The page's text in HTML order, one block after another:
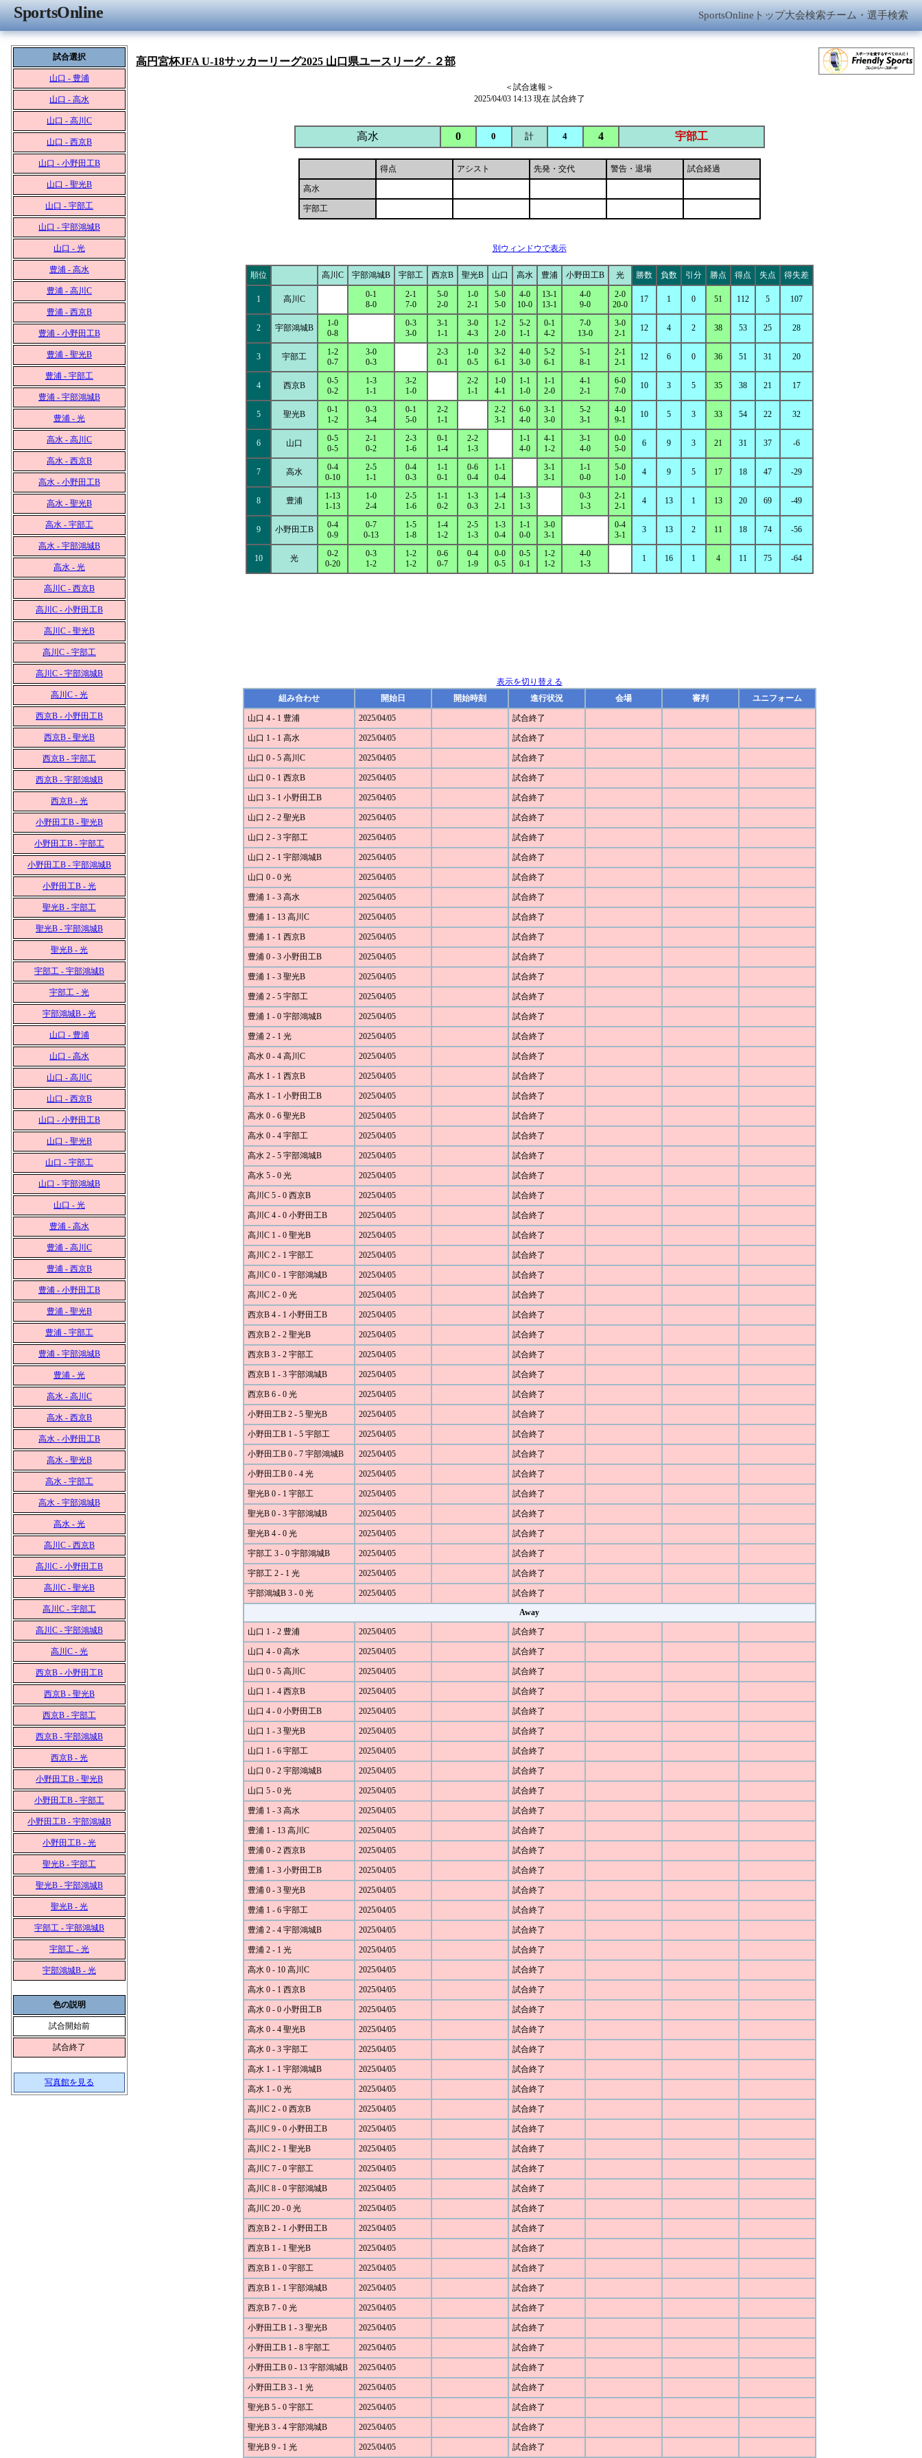
SportsOnline SportsOnlineトップ大会検索チーム・選手検索
試合選択
山口 - 豊浦
山口 - 高水
山口 - 高川C
山口 - 西京B
山口 - 小野田工B
山口 - 聖光B
山口 - 宇部工
山口 - 宇部鴻城B
山口 - 光
豊浦 - 高水
豊浦 - 高川C
豊浦 - 西京B
豊浦 - 小野田工B
豊浦 - 聖光B
豊浦 - 宇部工
豊浦 - 宇部鴻城B
豊浦 - 光
高水 - 高川C
高水 - 西京B
高水 - 小野田工B
高水 - 聖光B
高水 - 宇部工
高水 - 宇部鴻城B
高水 - 光
高川C - 西京B
高川C - 小野田工B
高川C - 聖光B
高川C - 宇部工
高川C - 宇部鴻城B
高川C - 光
西京B - 小野田工B
西京B - 聖光B
西京B - 宇部工
西京B - 宇部鴻城B
西京B - 光
小野田工B - 聖光B
小野田工B - 宇部工
小野田工B - 宇部鴻城B
小野田工B - 光
聖光B - 宇部工
聖光B - 宇部鴻城B
聖光B - 光
宇部工 - 宇部鴻城B
宇部工 - 光
宇部鴻城B - 光
山口 - 豊浦
山口 - 高水
山口 - 高川C
山口 - 西京B
山口 - 小野田工B
山口 - 聖光B
山口 - 宇部工
山口 - 宇部鴻城B
山口 - 光
豊浦 - 高水
豊浦 - 高川C
豊浦 - 西京B
豊浦 - 小野田工B
豊浦 - 聖光B
豊浦 - 宇部工
豊浦 - 宇部鴻城B
豊浦 - 光
高水 - 高川C
高水 - 西京B
高水 - 小野田工B
高水 - 聖光B
高水 - 宇部工
高水 - 宇部鴻城B
高水 - 光
高川C - 西京B
高川C - 小野田工B
高川C - 聖光B
高川C - 宇部工
高川C - 宇部鴻城B
高川C - 光
西京B - 小野田工B
西京B - 聖光B
西京B - 宇部工
西京B - 宇部鴻城B
西京B - 光
小野田工B - 聖光B
小野田工B - 宇部工
小野田工B - 宇部鴻城B
小野田工B - 光
聖光B - 宇部工
聖光B - 宇部鴻城B
聖光B - 光
宇部工 - 宇部鴻城B
宇部工 - 光
宇部鴻城B - 光
色の説明
試合開始前
試合終了
写真館を見る
高円宮杯JFA U-18サッカーリーグ2025 山口県ユースリーグ - ２部
＜試合速報＞
2025/04/03 14:13 現在 試合終了
高水 0 0 計 4 4 宇部工
得点 アシスト 先発・交代 警告・退場 試合経過
高水
宇部工
別ウィンドウで表示
順位 高川C 宇部鴻城B 宇部工 西京B 聖光B 山口 高水 豊浦 小野田工B 光 勝数 負数 引分 勝点 得点 失点 得失差
1 高川C
0-1
8-0
2-1
7-0
5-0
2-0
1-0
2-1
5-0
5-0
4-0
10-0
13-1
13-1
4-0
9-0
2-0
20-0
17 1 0 51 112 5 107
2 宇部鴻城B
1-0
0-8
0-3
3-0
3-1
1-1
3-0
4-3
1-2
2-0
5-2
1-1
0-1
4-2
7-0
13-0
3-0
2-1
12 4 2 38 53 25 28
3 宇部工
1-2
0-7
3-0
0-3
2-3
0-1
1-0
0-5
3-2
6-1
4-0
3-0
5-2
6-1
5-1
8-1
2-1
2-1
12 6 0 36 51 31 20
4 西京B
0-5
0-2
1-3
1-1
3-2
1-0
2-2
1-1
1-0
4-1
1-1
1-0
1-1
2-0
4-1
2-1
6-0
7-0
10 3 5 35 38 21 17
5 聖光B
0-1
1-2
0-3
3-4
0-1
5-0
2-2
1-1
2-2
3-1
6-0
4-0
3-1
3-0
5-2
3-1
4-0
9-1
10 5 3 33 54 22 32
6 山口
0-5
0-5
2-1
0-2
2-3
1-6
0-1
1-4
2-2
1-3
1-1
4-0
4-1
1-2
3-1
4-0
0-0
5-0
6 9 3 21 31 37 -6
7 高水
0-4
0-10
2-5
1-1
0-4
0-3
1-1
0-1
0-6
0-4
1-1
0-4
3-1
3-1
1-1
0-0
5-0
1-0
4 9 5 17 18 47 -29
8 豊浦
1-13
1-13
1-0
2-4
2-5
1-6
1-1
0-2
1-3
0-3
1-4
2-1
1-3
1-3
0-3
1-3
2-1
2-1
4 13 1 13 20 69 -49
9 小野田工B
0-4
0-9
0-7
0-13
1-5
1-8
1-4
1-2
2-5
1-3
1-3
0-4
1-1
0-0
3-0
3-1
0-4
3-1
3 13 2 11 18 74 -56
10 光
0-2
0-20
0-3
1-2
1-2
1-2
0-6
0-7
0-4
1-9
0-0
0-5
0-5
0-1
1-2
1-2
4-0
1-3
1 16 1 4 11 75 -64
表示を切り替える
組み合わせ
開始日 開始時刻 進行状況 会場 審判 ユニフォーム
山口 4 - 1 豊浦 2025/04/05 試合終了
山口 1 - 1 高水 2025/04/05 試合終了
山口 0 - 5 高川C 2025/04/05 試合終了
山口 0 - 1 西京B 2025/04/05 試合終了
山口 3 - 1 小野田工B 2025/04/05 試合終了
山口 2 - 2 聖光B 2025/04/05 試合終了
山口 2 - 3 宇部工 2025/04/05 試合終了
山口 2 - 1 宇部鴻城B 2025/04/05 試合終了
山口 0 - 0 光 2025/04/05 試合終了
豊浦 1 - 3 高水 2025/04/05 試合終了
豊浦 1 - 13 高川C 2025/04/05 試合終了
豊浦 1 - 1 西京B 2025/04/05 試合終了
豊浦 0 - 3 小野田工B 2025/04/05 試合終了
豊浦 1 - 3 聖光B 2025/04/05 試合終了
豊浦 2 - 5 宇部工 2025/04/05 試合終了
豊浦 1 - 0 宇部鴻城B 2025/04/05 試合終了
豊浦 2 - 1 光 2025/04/05 試合終了
高水 0 - 4 高川C 2025/04/05 試合終了
高水 1 - 1 西京B 2025/04/05 試合終了
高水 1 - 1 小野田工B 2025/04/05 試合終了
高水 0 - 6 聖光B 2025/04/05 試合終了
高水 0 - 4 宇部工 2025/04/05 試合終了
高水 2 - 5 宇部鴻城B 2025/04/05 試合終了
高水 5 - 0 光 2025/04/05 試合終了
高川C 5 - 0 西京B 2025/04/05 試合終了
高川C 4 - 0 小野田工B 2025/04/05 試合終了
高川C 1 - 0 聖光B 2025/04/05 試合終了
高川C 2 - 1 宇部工 2025/04/05 試合終了
高川C 0 - 1 宇部鴻城B 2025/04/05 試合終了
高川C 2 - 0 光 2025/04/05 試合終了
西京B 4 - 1 小野田工B 2025/04/05 試合終了
西京B 2 - 2 聖光B 2025/04/05 試合終了
西京B 3 - 2 宇部工 2025/04/05 試合終了
西京B 1 - 3 宇部鴻城B 2025/04/05 試合終了
西京B 6 - 0 光 2025/04/05 試合終了
小野田工B 2 - 5 聖光B 2025/04/05 試合終了
小野田工B 1 - 5 宇部工 2025/04/05 試合終了
小野田工B 0 - 7 宇部鴻城B 2025/04/05 試合終了
小野田工B 0 - 4 光 2025/04/05 試合終了
聖光B 0 - 1 宇部工 2025/04/05 試合終了
聖光B 0 - 3 宇部鴻城B 2025/04/05 試合終了
聖光B 4 - 0 光 2025/04/05 試合終了
宇部工 3 - 0 宇部鴻城B 2025/04/05 試合終了
宇部工 2 - 1 光 2025/04/05 試合終了
宇部鴻城B 3 - 0 光 2025/04/05
試合終了
Away
山口 1 - 2 豊浦
2025/04/05 試合終了
山口 4 - 0 高水 2025/04/05 試合終了
山口 0 - 5 高川C 2025/04/05 試合終了
山口 1 - 4 西京B 2025/04/05 試合終了
山口 4 - 0 小野田工B 2025/04/05 試合終了
山口 1 - 3 聖光B 2025/04/05 試合終了
山口 1 - 6 宇部工 2025/04/05 試合終了
山口 0 - 2 宇部鴻城B 2025/04/05 試合終了
山口 5 - 0 光 2025/04/05 試合終了
豊浦 1 - 3 高水 2025/04/05 試合終了
豊浦 1 - 13 高川C 2025/04/05 試合終了
豊浦 0 - 2 西京B 2025/04/05 試合終了
豊浦 1 - 3 小野田工B 2025/04/05 試合終了
豊浦 0 - 3 聖光B 2025/04/05 試合終了
豊浦 1 - 6 宇部工 2025/04/05 試合終了
豊浦 2 - 4 宇部鴻城B 2025/04/05 試合終了
豊浦 2 - 1 光 2025/04/05 試合終了
高水 0 - 10 高川C 2025/04/05 試合終了
高水 0 - 1 西京B 2025/04/05 試合終了
高水 0 - 0 小野田工B 2025/04/05 試合終了
高水 0 - 4 聖光B 2025/04/05 試合終了
高水 0 - 3 宇部工 2025/04/05 試合終了
高水 1 - 1 宇部鴻城B 2025/04/05 試合終了
高水 1 - 0 光 2025/04/05 試合終了
高川C 2 - 0 西京B 2025/04/05 試合終了
高川C 9 - 0 小野田工B 2025/04/05 試合終了
高川C 2 - 1 聖光B 2025/04/05 試合終了
高川C 7 - 0 宇部工 2025/04/05 試合終了
高川C 8 - 0 宇部鴻城B 2025/04/05 試合終了
高川C 20 - 0 光 2025/04/05 試合終了
西京B 2 - 1 小野田工B 2025/04/05 試合終了
西京B 1 - 1 聖光B 2025/04/05 試合終了
西京B 1 - 0 宇部工 2025/04/05 試合終了
西京B 1 - 1 宇部鴻城B 2025/04/05 試合終了
西京B 7 - 0 光 2025/04/05 試合終了
小野田工B 1 - 3 聖光B 2025/04/05 試合終了
小野田工B 1 - 8 宇部工 2025/04/05 試合終了
小野田工B 0 - 13 宇部鴻城B 2025/04/05 試合終了
小野田工B 3 - 1 光 2025/04/05 試合終了
聖光B 5 - 0 宇部工 2025/04/05 試合終了
聖光B 3 - 4 宇部鴻城B 2025/04/05 試合終了
聖光B 9 - 1 光 2025/04/05 試合終了